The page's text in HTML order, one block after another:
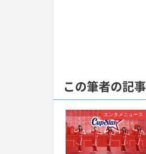
この筆者の記事
エンタメニュース